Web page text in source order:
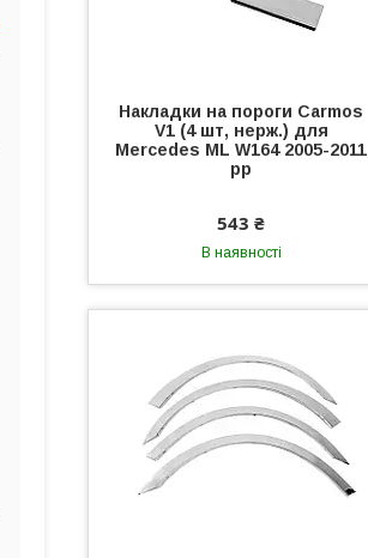
Накладки на пороги Carmos
V1 (4 шт, нерж.) для
Mercedes ML W164 2005-2011
рр
543 ₴
В наявності